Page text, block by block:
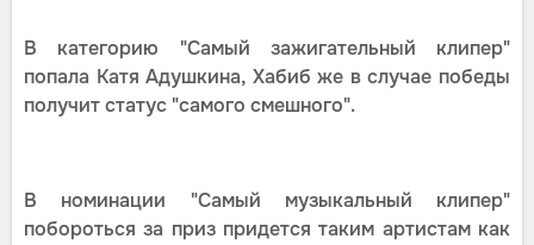
В категорию "Самый зажигательный клипер"
попала Катя Адушкина, Хабиб же в случае победы
получит статус "самого смешного".
В номинации "Самый музыкальный клипер"
побороться за приз придется таким артистам как